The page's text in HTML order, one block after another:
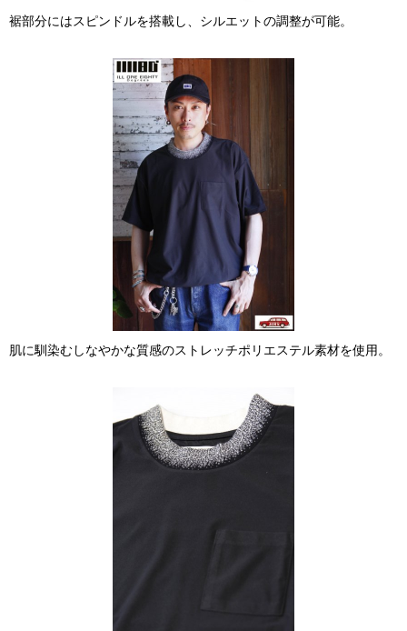
裾部分にはスピンドルを搭載し、シルエットの調整が可能。
肌に馴染むしなやかな質感のストレッチポリエステル素材を使用。